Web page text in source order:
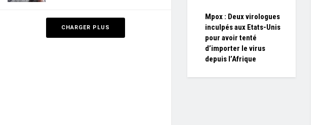
CHARGER PLUS
Mpox : Deux virologues
inculpés aux Etats-Unis
pour avoir tenté
d’importer le virus
depuis l’Afrique